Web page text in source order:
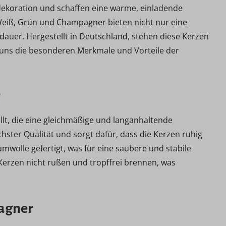
und schaffen eine warme, einladende
Grün und Champagner bieten nicht nur eine
Hergestellt in Deutschland, stehen diese Kerzen
die besonderen Merkmale und Vorteile der
die eine gleichmäßige und langanhaltende
Qualität und sorgt dafür, dass die Kerzen ruhig
gefertigt, was für eine saubere und stabile
nicht rußen und tropffrei brennen, was